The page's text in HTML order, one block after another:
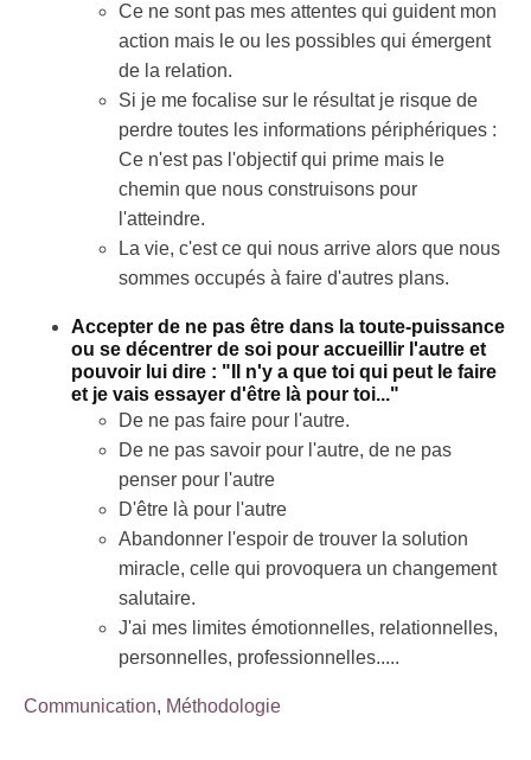
Ce ne sont pas mes attentes qui guident mon
action mais le ou les possibles qui émergent
de la relation.
Si je me focalise sur le résultat je risque de
perdre toutes les informations périphériques :
Ce n'est pas l'objectif qui prime mais le
chemin que nous construisons pour
l'atteindre.
La vie, c'est ce qui nous arrive alors que nous
sommes occupés à faire d'autres plans.
Accepter de ne pas être dans la toute-puissance
ou se décentrer de soi pour accueillir l'autre et
pouvoir lui dire : "Il n'y a que toi qui peut le faire
et je vais essayer d'être là pour toi..."
De ne pas faire pour l'autre.
De ne pas savoir pour l'autre, de ne pas
penser pour l'autre
D'être là pour l'autre
Abandonner l'espoir de trouver la solution
miracle, celle qui provoquera un changement
salutaire.
J'ai mes limites émotionnelles, relationnelles,
personnelles, professionnelles.....
Communication, Méthodologie